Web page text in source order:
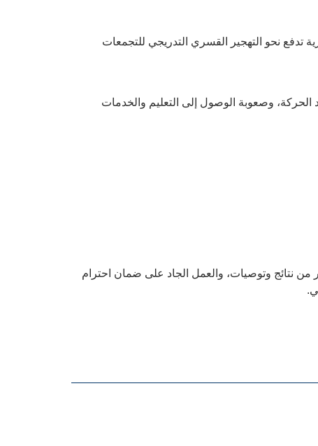
تدفع نحو التهجير القسري التدريجي للتجمعات
الحركة، وصعوبة الوصول إلى التعليم والخدمات
من نتائج وتوصيات، والعمل الجاد على ضمان احترام